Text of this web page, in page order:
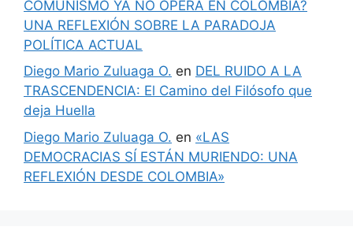
COMUNISMO YA NO OPERA EN COLOMBIA?
UNA REFLEXIÓN SOBRE LA PARADOJA
POLÍTICA ACTUAL
Diego Mario Zuluaga O. en DEL RUIDO A LA
TRASCENDENCIA: El Camino del Filósofo que
deja Huella
Diego Mario Zuluaga O. en «LAS
DEMOCRACIAS SÍ ESTÁN MURIENDO: UNA
REFLEXIÓN DESDE COLOMBIA»